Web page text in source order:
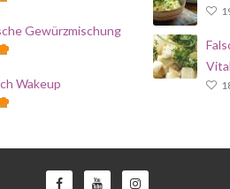
Gewürzmischung
Wakeup